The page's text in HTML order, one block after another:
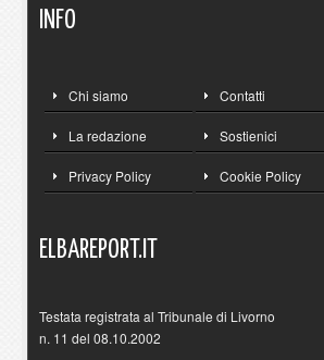
INFO
Chi siamo Contatti
La redazione Sostienici
Privacy Policy Cookie Policy
ELBAREPORT.IT
Testata registrata al Tribunale di Livorno
n. 11 del 08.10.2002